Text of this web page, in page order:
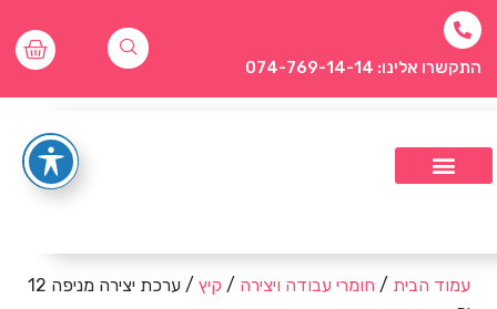
התקשרו אלינו: 074-769-14-14
עמוד הבית / חומרי עבודה ויצירה / קיץ
/ ערכת יצירה מניפה 12